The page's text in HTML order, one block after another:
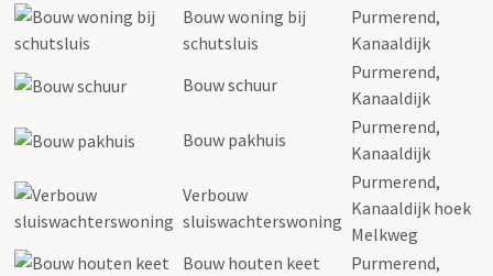
Bouw woning bij
schutsluis
Purmerend,
Kanaaldijk
Bouw schuur
Purmerend,
Kanaaldijk
Bouw pakhuis
Purmerend,
Kanaaldijk
Verbouw
sluiswachterswoning
Purmerend,
Kanaaldijk hoek
Melkweg
Bouw houten keet
Purmerend,